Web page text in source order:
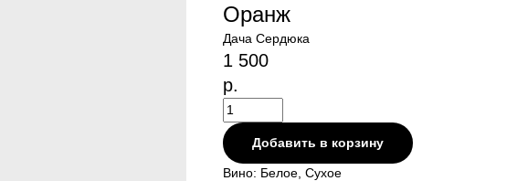
Оранж
Дача Сердюка
1 500
р.
Добавить в корзину
Вино: Белое, Сухое